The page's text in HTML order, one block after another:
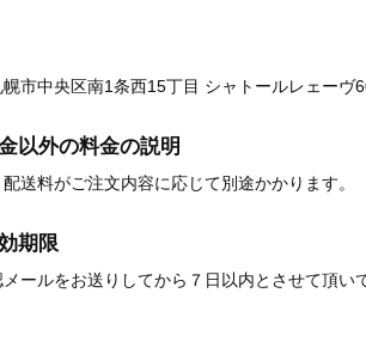
市中央区南1条西15丁目 シャトールレェーヴ
以外の料金の説明
送料がご注文内容に応じて別途かかります。
期限
ールをお送りしてから７日以内とさせて頂い